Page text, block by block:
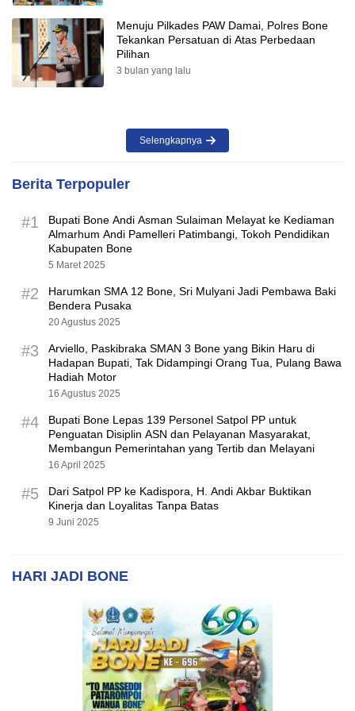
Menuju Pilkades PAW Damai, Polres Bone
Tekankan Persatuan di Atas Perbedaan
Pilihan
3 bulan yang lalu
Selengkapnya
Berita Terpopuler
#1
Bupati Bone Andi Asman Sulaiman Melayat ke Kediaman
Almarhum Andi Pamelleri Patimbangi, Tokoh Pendidikan
Kabupaten Bone
5 Maret 2025
#2
Harumkan SMA 12 Bone, Sri Mulyani Jadi Pembawa Baki
Bendera Pusaka
20 Agustus 2025
#3
Arviello, Paskibraka SMAN 3 Bone yang Bikin Haru di
Hadapan Bupati, Tak Didampingi Orang Tua, Pulang Bawa
Hadiah Motor
16 Agustus 2025
#4
Bupati Bone Lepas 139 Personel Satpol PP untuk
Penguatan Disiplin ASN dan Pelayanan Masyarakat,
Membangun Pemerintahan yang Tertib dan Melayani
16 April 2025
#5
Dari Satpol PP ke Kadispora, H. Andi Akbar Buktikan
Kinerja dan Loyalitas Tanpa Batas
9 Juni 2025
HARI JADI BONE